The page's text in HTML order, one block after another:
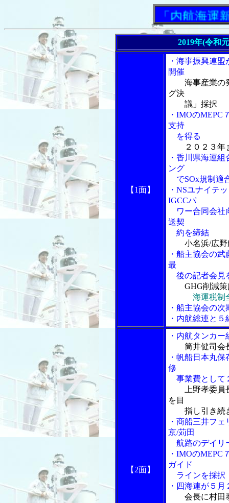
「内航海運新聞
2019年(令和
【1面】
・海事振興連
開催
海事産業の
グ決
議」採択
・IMOのMEPC
支持
を得る
２０２３
・香川県海運
ング
でSOx規制適
・NSユナイテ
IGCCパ
ワー合同会社
送契
約を締結
小名浜/広
・船主協会の
最
後の記者会見
GHG削減
海運税制
・船主協会の
・内航総連と
【2面】
・内航タンカ
筒井健司会
・帆船日本丸
修
事業費として
上野孝委
を目
指し引き続
・商船三井フ
京/苅田
航路のデイリ
・IMOのMEPC
ガイド
ラインを採択
・四海連が５
会長に村田